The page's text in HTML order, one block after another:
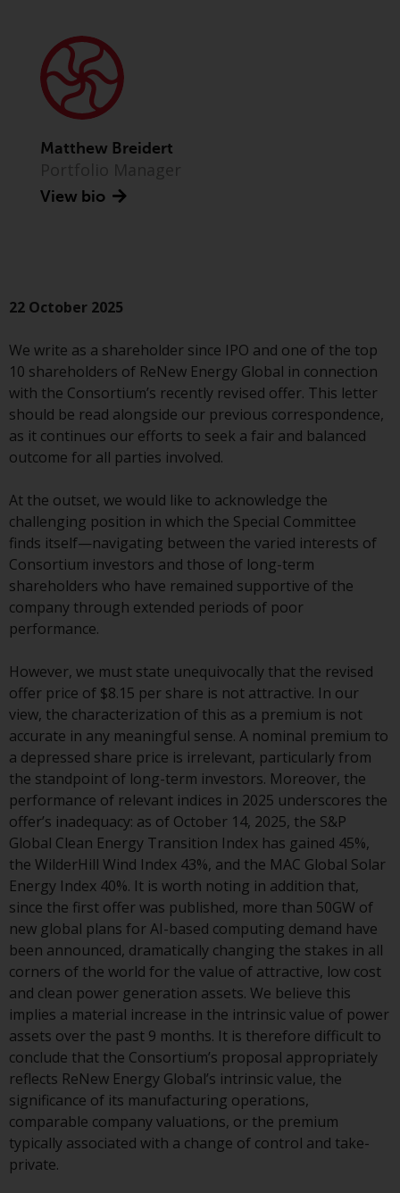
Monetary Authority of Singapore
als lizenzierte
Fondsverwaltungsgesellschaft
lizenziert ist; Redwheel Australia
Finanzdienstleistungslizenznehmer
Investment Commission; und
wird.
Durch den Zugriff auf diese
Website erklären Sie, dass Sie die
folgenden
Geschäftsbedingungen, wie sie
von RWC Partners Limited („RWC“)
herausgegeben wurden, gelesen
einverstanden sind. Diese
Website kann Werbung
enthalten.
Zugang unterliegt lokalen
Obwohl Sie ein Land ausgewählt
haben, richtet sich diese Website
nicht an eine bestimmte
Gerichtsbarkeit und Sie betreten
eine globale Website. Auf dieser
Website erwähnte Produkte oder
Dienstleistungen unterliegen
gesetzlichen und behördlichen
Anforderungen und sind
möglicherweise nicht in allen
Gerichtsbarkeiten verfügbar. Auf
dieser Website erwähnte
Produkte oder Dienstleistungen
werden auf der Grundlage
bestimmter Registrierungen in
relevanten Gerichtsbarkeiten
gemäß den Europäischen
Richtlinien zur Koordinierung von
Gesetzen, Vorschriften und
Verwaltungsvorschriften in Bezug
auf Organismen für gemeinsame
Anlagen in Wertpapieren
Matthew Breidert
View bio
22 October 2025
We write as a shareholder since IPO and one of the top
10 shareholders of ReNew Energy Global in connection
with the Consortium’s recently revised offer. This letter
should be read alongside our previous correspondence,
as it continues our efforts to seek a fair and balanced
outcome for all parties involved.
At the outset, we would like to acknowledge the
challenging position in which the Special Committee
finds itself—navigating between the varied interests of
Consortium investors and those of long-term
shareholders who have remained supportive of the
company through extended periods of poor
performance.
However, we must state unequivocally that the revised
offer price of $8.15 per share is not attractive. In our
view, the characterization of this as a premium is not
accurate in any meaningful sense. A nominal premium to
a depressed share price is irrelevant, particularly from
the standpoint of long-term investors. Moreover, the
performance of relevant indices in 2025 underscores the
offer’s inadequacy: as of October 14, 2025, the S&P
Global Clean Energy Transition Index has gained 45%,
the WilderHill Wind Index 43%, and the MAC Global Solar
Energy Index 40%. It is worth noting in addition that,
since the first offer was published, more than 50GW of
new global plans for AI-based computing demand have
been announced, dramatically changing the stakes in all
corners of the world for the value of attractive, low cost
and clean power generation assets. We believe this
implies a material increase in the intrinsic value of power
assets over the past 9 months. It is therefore difficult to
conclude that the Consortium’s proposal appropriately
reflects ReNew Energy Global’s intrinsic value, the
significance of its manufacturing operations,
comparable company valuations, or the premium
typically associated with a change of control and take-
private.